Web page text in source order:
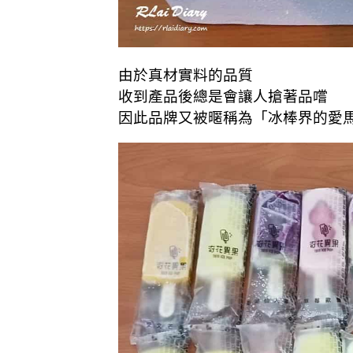
由於真材實料的品質
收到產品後總是會讓人搶著品嚐
因此品牌又被暱稱為「冰棒界的愛